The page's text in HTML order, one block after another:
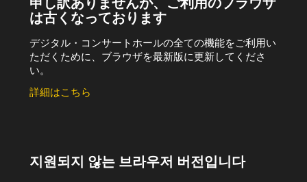
は古くなっております
デジタル・コンサートホールの全ての機能をご利用い
ただくために、ブラウザを最新版に更新してくださ
い。
詳細はこちら
지원되지 않는 브라우저 버전입니다